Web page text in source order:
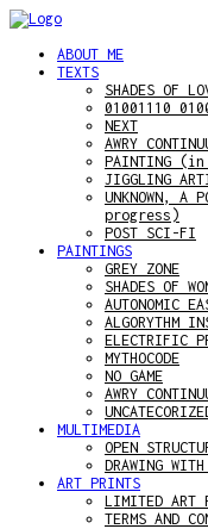
ABOUT ME
TEXTS
SHADES OF
01001110
NEXT
AWRY
PAINTING
JIGGLING
UNKNOWN, A
progress)
POST SCI-FI
PAINTINGS
GREY ZONE
SHADES OF
AUTONOMIC
ALGORYTHM
ELECTRIFIC
MYTHOCODE
NO GAME
AWRY
MULTIMEDIA
OPEN
DRAWING WITH
ART PRINTS
LIMITED ART
TERMS AND